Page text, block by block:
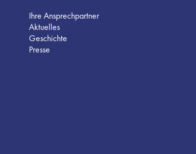
Ihre Ansprechpartner
Aktuelles
Geschichte
Presse